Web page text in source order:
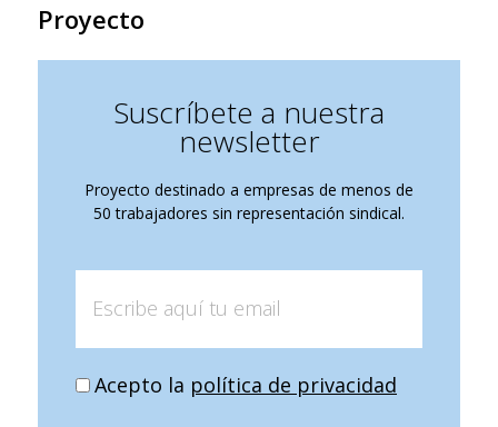
Proyecto
Suscríbete a nuestra
newsletter
Proyecto destinado a empresas de menos de
50 trabajadores sin representación sindical.
Acepto la política de privacidad